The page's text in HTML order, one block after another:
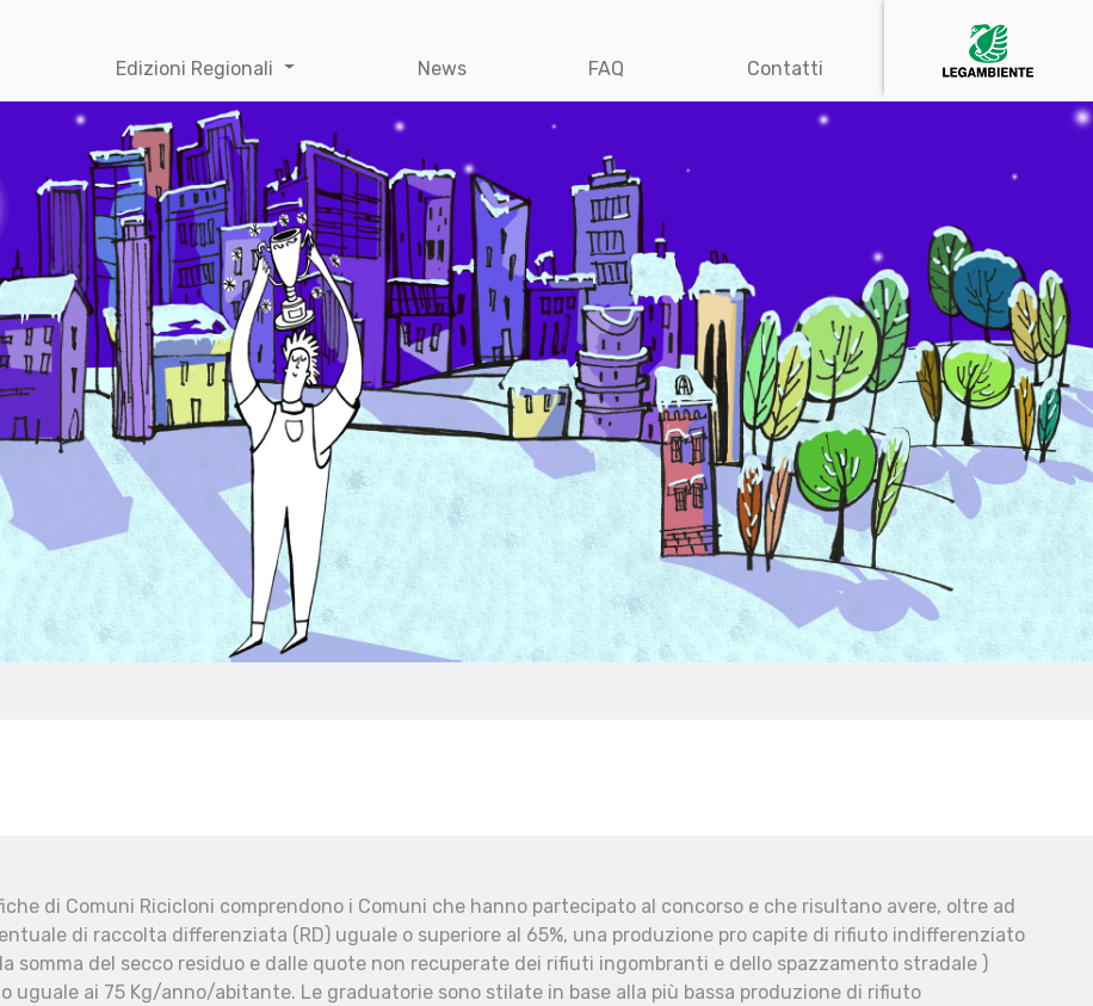
Edizioni Regionali News FAQ Contatti
di Comuni Ricicloni comprendono i Comuni che hanno partecipato al concorso e che risultano avere, oltre ad
di raccolta differenziata (RD) uguale o superiore al 65%, una produzione pro capite di rifiuto indifferenziato
somma del secco residuo e dalle quote non recuperate dei rifiuti ingombranti e dello spazzamento stradale )
uguale ai 75 Kg/anno/abitante. Le graduatorie sono stilate in base alla più bassa produzione di rifiuto